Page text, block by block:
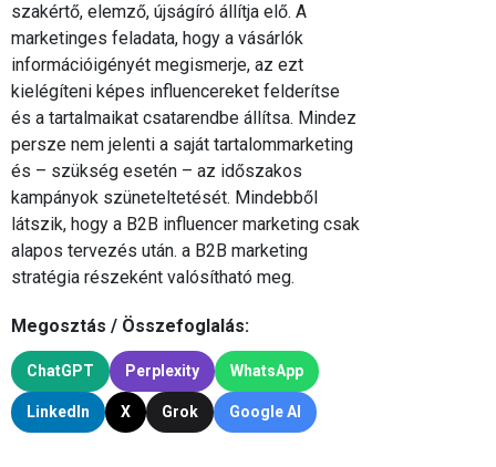
szakértő, elemző, újságíró állítja elő. A
marketinges feladata, hogy a vásárlók
információigényét megismerje, az ezt
kielégíteni képes influencereket felderítse
és a tartalmaikat csatarendbe állítsa. Mindez
persze nem jelenti a saját tartalommarketing
és – szükség esetén – az időszakos
kampányok szüneteltetését. Mindebből
látszik, hogy a B2B influencer marketing csak
alapos tervezés után. a B2B marketing
stratégia részeként valósítható meg.
Megosztás / Összefoglalás:
ChatGPT Perplexity WhatsApp
LinkedIn X Grok Google AI